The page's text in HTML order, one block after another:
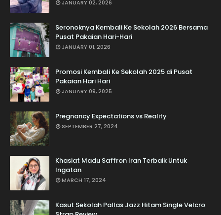
JANUARY 02, 2026
Seronoknya Kembali Ke Sekolah 2026 Bersama
Pusat Pakaian Hari-Hari
JANUARY 01, 2026
Promosi Kembali Ke Sekolah 2025 di Pusat
Pakaian Hari Hari
JANUARY 09, 2025
Pregnancy Expectations vs Reality
SEPTEMBER 27, 2024
Khasiat Madu Saffron Iran Terbaik Untuk
Ingatan
MARCH 17, 2024
Kasut Sekolah Pallas Jazz Hitam Single Velcro